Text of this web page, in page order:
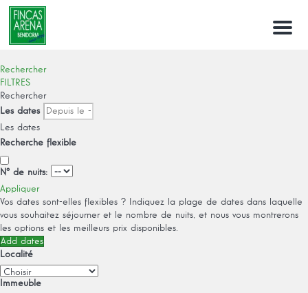
Menu
Rechercher
FILTRES
Rechercher
Les dates
Les dates
Recherche flexible
Nº de nuits:
Appliquer
Vos dates sont-elles flexibles ?
Indiquez la plage de dates dans laquelle
vous souhaitez séjourner et le nombre de nuits, et nous vous montrerons
les options et les meilleurs prix disponibles.
Add dates
Localité
Immeuble